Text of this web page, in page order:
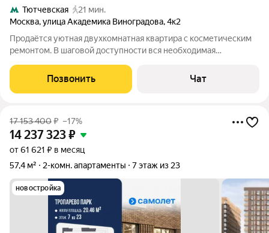
Тютчевская
21 мин.
Москва,улица Академика Виноградова,4к2
Продаётся уютная двухкомнатная квартира с косметическим
ремонтом. В шаговой доступности вся необходимая
Дикси, Академия им. Андрияки, Дворец спорта) . До метро
Тёплый стан, Генерала Тюленева и
Позвонить Чат
17 153 400₽ –17%
14 237 323₽
от 61 621 ₽ в месяц
57,4 м²
2-комн. апартаменты 7 этаж из 23
новостройка